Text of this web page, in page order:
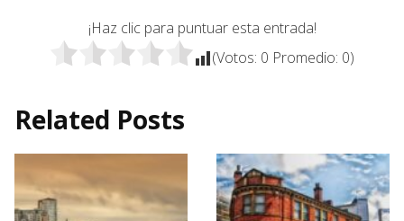
¡Haz clic para puntuar esta entrada!
(Votos: 0 Promedio: 0)
Related Posts